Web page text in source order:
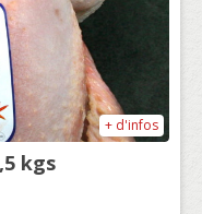
+ d'infos
kgs